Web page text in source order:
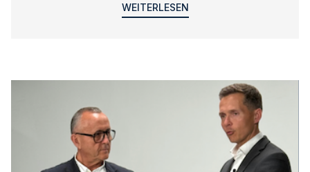
WEITERLESEN